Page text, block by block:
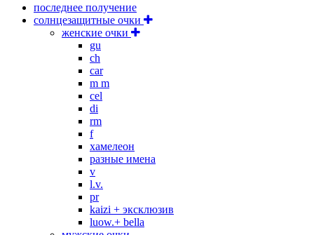
последнее получение
солнцезащитные очки
женские очки
gu
ch
car
m m
cel
di
rm
f
хамелеон
разные имена
v
l.v.
pr
kaizi + эксклюзив
luow.+ bella